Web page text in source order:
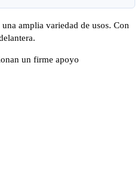
amplia variedad de usos. Con
un firme apoyo